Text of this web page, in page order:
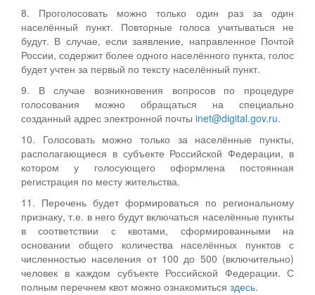
8. Проголосовать можно только один раз за один
населённый пункт. Повторные голоса учитываться не
будут. В случае, если заявление, направленное Почтой
России, содержит более одного населённого пункта, голос
будет учтен за первый по тексту населённый пункт.
9. В случае возникновения вопросов по процедуре
голосования можно обращаться на специально
созданный адрес электронной почты inet@digital.gov.ru.
10. Голосовать можно только за населённые пункты,
располагающиеся в субъекте Российской Федерации, в
котором у голосующего оформлена постоянная
регистрация по месту жительства.
11. Перечень будет формироваться по региональному
признаку, т.е. в него будут включаться населённые пункты
в соответствии с квотами, сформированными на
основании общего количества населённых пунктов с
численностью населения от 100 до 500 (включительно)
человек в каждом субъекте Российской Федерации. С
полным перечнем квот можно ознакомиться здесь.